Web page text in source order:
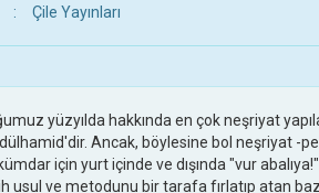
: Çile Yayınları
yüzyılda hakkında en çok neşriyat
Ancak, böylesine bol neşriyat -
için yurt içinde ve dışında "vur
usul ve metodunu bir tarafa fırlatıp atan